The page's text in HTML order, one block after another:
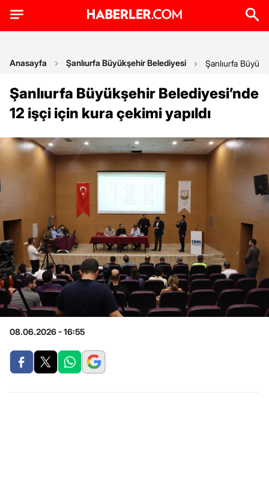
Anasayfa Şanlıurfa Büyükşehir Belediyesi Şanlıurfa
Şanlıurfa Büyükşehir Belediyesi’nde
12 işçi için kura çekimi yapıldı
08.06.2026 - 16:55